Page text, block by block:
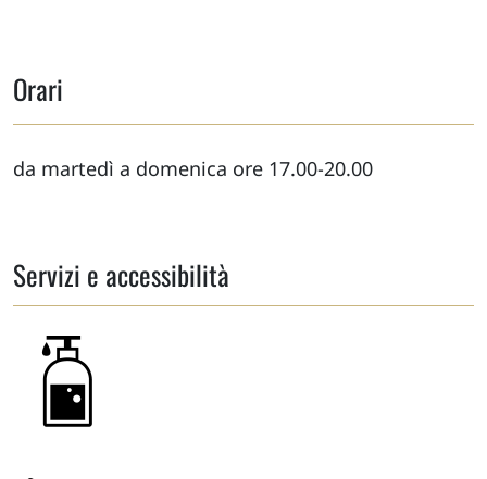
Orari
da martedì a domenica ore 17.00-20.00
Servizi e accessibilità